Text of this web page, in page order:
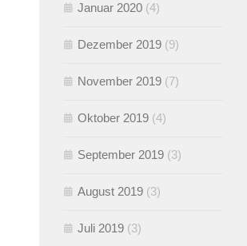
Januar 2020 (4)
Dezember 2019 (9)
November 2019 (7)
Oktober 2019 (4)
September 2019 (3)
August 2019 (3)
Juli 2019 (3)